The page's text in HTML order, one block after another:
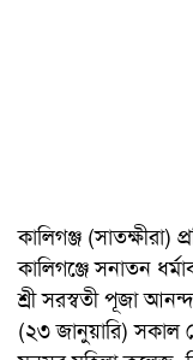
কালিগঞ্জ (সাতক্ষীরা)
কালিগঞ্জে সনাতন
শ্রী সরস্বতী পূজা
(২৩ জানুয়ারি) সকাল